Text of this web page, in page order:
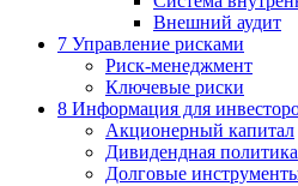
Внешний аудит
7 Управление рисками
Риск-менеджмент
Ключевые риски
8 Информация для
Акционерный капитал
Дивидендная политика
Долговые